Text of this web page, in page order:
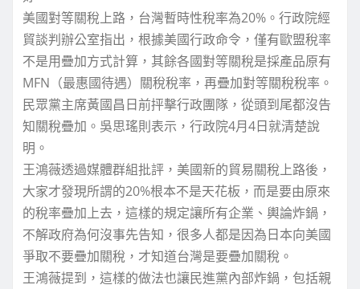
美國對等關稅上路，台灣暫時性稅率為20%。行政院經
貿談判辦公室指出，根據美國行政命令，僅有歐盟稅率
不是用疊加方式計算，其餘各國對等關稅是採產品原有
MFN（最惠國待遇）關稅稅率，再疊加對等關稅稅率。
民眾黨主席黃國昌日前抨擊行政團隊，從頭到尾都沒告
知關稅疊加。吳思瑤則表示，行政院4月4日就清楚說
明。
王鴻薇透過媒體群組批評，美國新的貿易關稅上路後，
大家才發現所謂的20%根本不是天花板，而是要由原來
的稅率疊加上去，這樣的規定讓所有企業、輿論炸鍋，
不解政府為何沒事先告知，很多人都是因為日本向美國
爭取不要疊加關稅，才知道台灣是要疊加關稅。
王鴻薇提到，這樣的做法也讓民進黨內部炸鍋，包括親